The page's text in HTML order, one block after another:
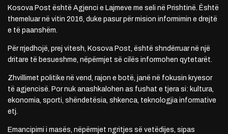
Kosova Post është Agjenci e Lajmeve me seli në Prishtinë. Është
themeluar në vitin 2016, duke pasur për mision informimin e drejtë
e të paanshëm.
Për rrjedhojë, prej vitesh, Kosova Post, është shndërruar në një
dritare të besueshme, nëpërmjet së cilës informohen qytetarët.
Zhvillimet politike në vend, rajon e botë, janë në fokusin kryesor
të agjencisë. Por nuk anashkalohen as fushat e tjera si: kultura,
ekonomia, sporti, shëndetësia, shkenca, teknologjia informative
etj.
Emancipimi i masës, nëpërmjet ngritjes së vetëdijes, sipas